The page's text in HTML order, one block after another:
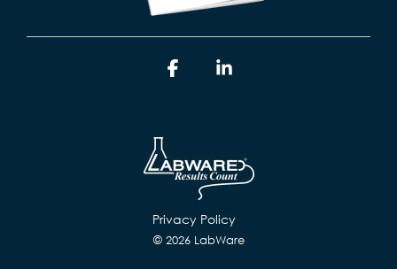
Privacy Policy
© 2026 LabWare
Facebook